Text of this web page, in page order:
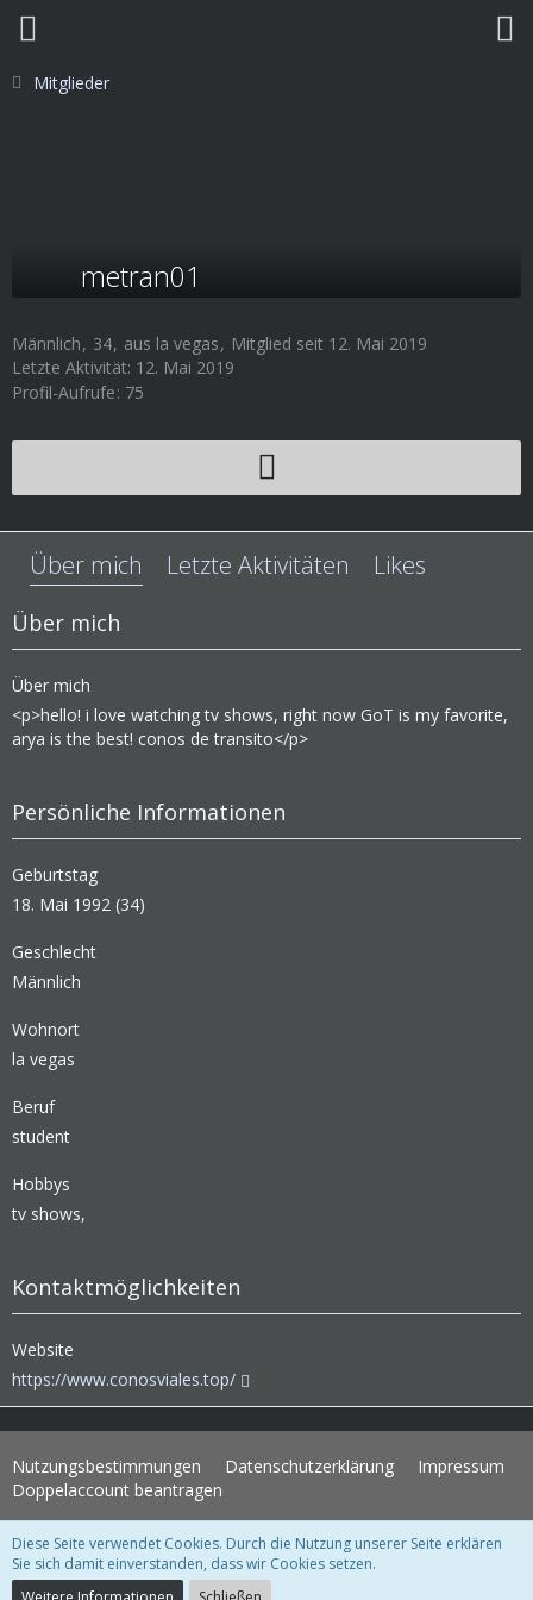
Mitglieder
metran01
Männlich 34 aus la vegas
Mitglied seit 12. Mai 2019
Letzte Aktivität: 12. Mai 2019
Profil-Aufrufe 75
Über mich Letzte Aktivitäten Likes
Über mich
Über mich
<p>hello! i love watching tv shows, right now GoT is my favorite,
arya is the best! conos de transito</p>
Persönliche Informationen
Geburtstag
18. Mai 1992 (34)
Geschlecht
Männlich
Wohnort
la vegas
Beruf
student
Hobbys
tv shows,
Kontaktmöglichkeiten
Website
https://www.conosviales.top/
Nutzungsbestimmungen Datenschutzerklärung
Impressum
Doppelaccount beantragen
WoltLab Suite Forum - Themenvorlage 3.1.2 © 2004-2018
Community-Software:
Diese Seite verwendet Cookies. Durch die Nutzung unserer Seite erklären
Sie sich damit einverstanden, dass wir Cookies setzen.